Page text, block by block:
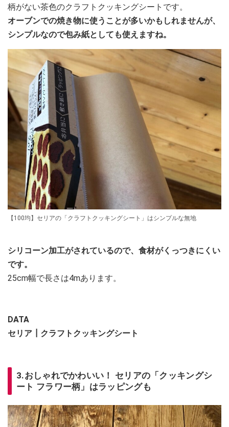
柄がない茶色のクラフトクッキングシートです。
オーブンでの焼き物に使うことが多いかもしれませんが、
シンプルなので包み紙としても使えますね。
【100均】セリアの「クラフトクッキングシート」はシンプルな無地
シリコーン加工がされているので、食材がくっつきにくい
です。
25cm幅で長さは4mあります。
DATA
セリア┃クラフトクッキングシート
3.おしゃれでかわいい！ セリアの「クッキングシ
ート フラワー柄」はラッピングも